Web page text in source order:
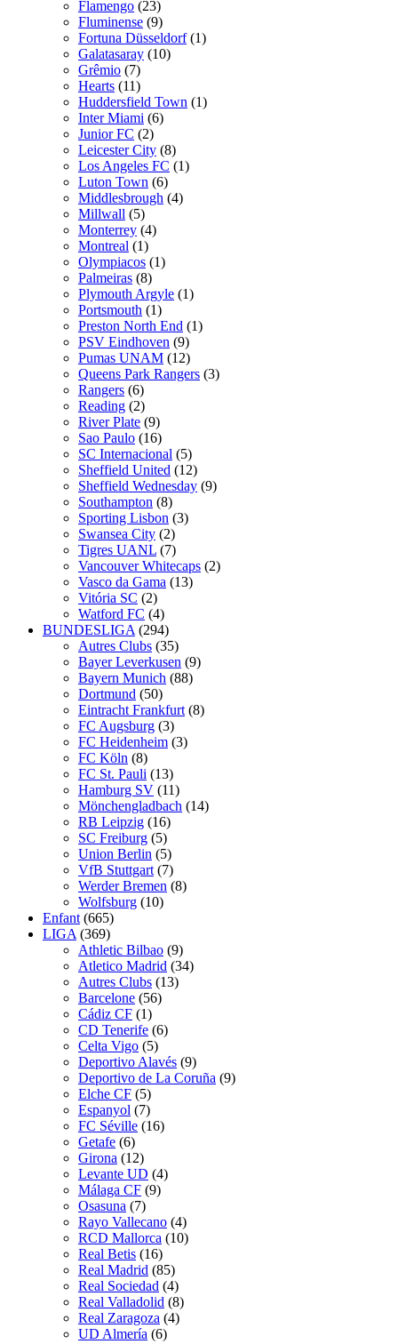
Flamengo (23)
Fluminense (9)
Fortuna Düsseldorf (1)
Galatasaray (10)
Grêmio (7)
Hearts (11)
Huddersfield Town (1)
Inter Miami (6)
Junior FC (2)
Leicester City (8)
Los Angeles FC (1)
Luton Town (6)
Middlesbrough (4)
Millwall (5)
Monterrey (4)
Montreal (1)
Olympiacos (1)
Palmeiras (8)
Plymouth Argyle (1)
Portsmouth (1)
Preston North End (1)
PSV Eindhoven (9)
Pumas UNAM (12)
Queens Park Rangers (3)
Rangers (6)
Reading (2)
River Plate (9)
Sao Paulo (16)
SC Internacional (5)
Sheffield United (12)
Sheffield Wednesday (9)
Southampton (8)
Sporting Lisbon (3)
Swansea City (2)
Tigres UANL (7)
Vancouver Whitecaps (2)
Vasco da Gama (13)
Vitória SC (2)
Watford FC (4)
BUNDESLIGA (294)
Autres Clubs (35)
Bayer Leverkusen (9)
Bayern Munich (88)
Dortmund (50)
Eintracht Frankfurt (8)
FC Augsburg (3)
FC Heidenheim (3)
FC Köln (8)
FC St. Pauli (13)
Hamburg SV (11)
Mönchengladbach (14)
RB Leipzig (16)
SC Freiburg (5)
Union Berlin (5)
VfB Stuttgart (7)
Werder Bremen (8)
Wolfsburg (10)
Enfant (665)
LIGA (369)
Athletic Bilbao (9)
Atletico Madrid (34)
Autres Clubs (13)
Barcelone (56)
Cádiz CF (1)
CD Tenerife (6)
Celta Vigo (5)
Deportivo Alavés (9)
Deportivo de La Coruña (9)
Elche CF (5)
Espanyol (7)
FC Séville (16)
Getafe (6)
Girona (12)
Levante UD (4)
Málaga CF (9)
Osasuna (7)
Rayo Vallecano (4)
RCD Mallorca (10)
Real Betis (16)
Real Madrid (85)
Real Sociedad (4)
Real Valladolid (8)
Real Zaragoza (4)
UD Almería (6)